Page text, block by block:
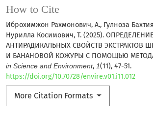
How to Cite
Иброхимжон Рахмонович, А., Гулноза
Нурилла Косимович, Т. (2025). ОПРЕДЕЛЕНИЕ
АНТИРАДИКАЛЬНЫХ СВОЙСТВ ЭКСТРАКТОВ
И БАНАНОВОЙ КОЖУРЫ С ПОМОЩЬЮ
in Science and Environment, 1(11), 47-51.
https://doi.org/10.70728/envire.v01.i11.012
More Citation Formats